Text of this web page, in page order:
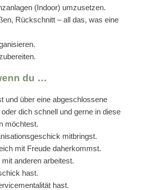
(Indoor) umzusetzen.
Rückschnitt – all das, was eine
du …
und über eine abgeschlossene
dich schnell und gerne in diese
möchtest.
mitbringst.
mit Freude daherkommst.
anderen arbeitest.
hast.
hast.